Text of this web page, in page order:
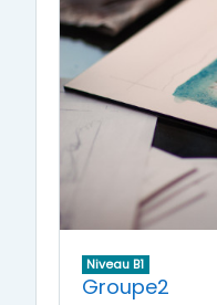
Niveau B1
Groupe2